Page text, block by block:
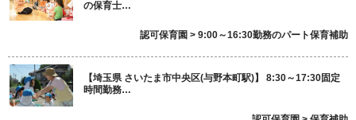
の保育士…
認可保育園 > 9:00～16:30勤務のパート保育補助
【埼玉県 さいたま市中央区(与野本町駅)】 8:30～17:30固定
時間勤務…